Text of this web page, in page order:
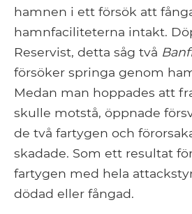
hamnen i ett försök att
hamnfaciliteterna intakt.
Reservist, detta såg två
försöker springa genom
Medan man hoppades att
skulle motstå, öppnade
de två fartygen och
skadade. Som ett resultat
fartygen med hela
dödad eller fångad.